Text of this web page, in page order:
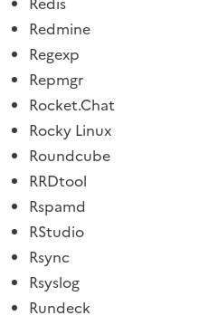
Redmine
Regexp
Repmgr
Rocket.Chat
Rocky Linux
Roundcube
RRDtool
Rspamd
RStudio
Rsync
Rsyslog
Rundeck